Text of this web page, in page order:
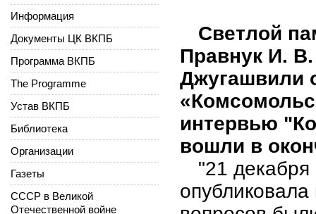
Светлой
Правнук И.
Джугашвили
интервью
вошли в
"21
Информация
Документы ЦК ВКПБ
Программа ВКПБ
The Programme
Устав ВКПБ
Библиотека
Организации
Газеты
СССР в Великой
Отечественной войне